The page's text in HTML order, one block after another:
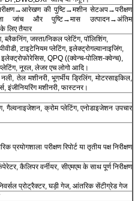
की पुष्टि→मशीन सेटअप→परीक्षण
जांच और पुष्टि→मास उत्पादन→अंतिम
लिए तैयार
ब्लैकनिंग, जस्ता/निकल प्लेटिंग, पॉलिशिंग,
टाइटेनियम प्लेटिंग, इलेक्ट्रोगल्वानाइजिंग,
इलेक्ट्रोफोरेसिस, QPQ ((क्वेन्च-पोलिश-क्वेन्च),
नूरल, लेजर एच लोगो आदि।
तेल मशीनरी, भूगर्भीय ड्रिलिंग, मोटरसाइकिल,
इंजीनियरिंग मशीनरी, फास्टनर।
गैल्वनाइजेशन, क्रोम प्लेटिंग, एनोडाइजेशन उपचार
प्रयोगशाला परीक्षण रिपोर्ट या तृतीय पक्ष निरीक्षण
कैलिपर वर्नीयर, सीएमएम के साथ पूर्ण निरीक्षण
प्रोट्रैक्टर, घड़ी गेज, आंतरिक सेंटीग्रेड गेज